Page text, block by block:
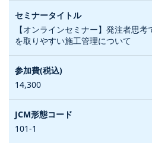
【オンラインセミナー】発注者思
を取りやすい施工管理について
14,300
101-1